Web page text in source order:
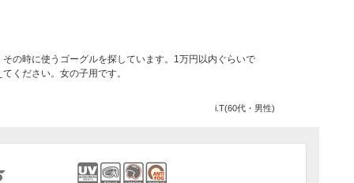
の時に使うゴーグルを探しています。1万円以内ぐらいで
ください。女の子用です。
i.T(60代・男性)